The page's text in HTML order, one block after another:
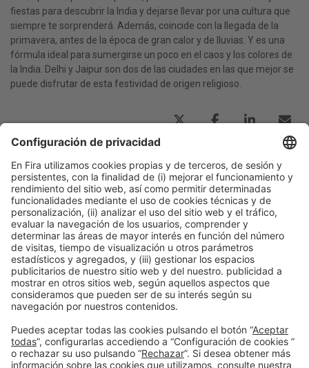
fiestas para descubrir la India y dejarse llevar por una cultura que
siempre te sorprenderá. Además, coincide con la llegada de la
primavera, antes de la época de gran calor y de lluvias. Y es una
fórmula ideal para sumergirse un poco en el caos y los colores de
la India. Delhi y Jaipur son dos de las ciudades en las que mejor se
puede disfrutar de esta festividad de origen religioso.
Publicación anterior
Miravet, el pueblo de Cataluña con un mirador
templario sobre el Ebro
Siguiente
Los platos que debes comer si viajas a Atenas
Información generalAviso legalPolítica de privacidad